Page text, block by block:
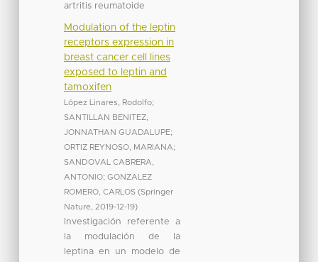
artritis reumatoide
Modulation of the leptin
receptors expression in
breast cancer cell lines
exposed to leptin and
tamoxifen
López Linares, Rodolfo;
SANTILLAN BENITEZ,
JONNATHAN GUADALUPE;
ORTIZ REYNOSO, MARIANA;
SANDOVAL CABRERA,
ANTONIO; GONZALEZ
ROMERO, CARLOS (Springer
Nature
2019-12-19)
Investigación referente a
la modulación de la
leptina en un modelo de